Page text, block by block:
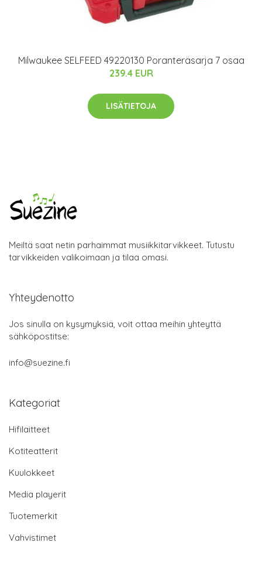
Milwaukee SELFEED 49220130 Poranteräsarja 7 osaa
239.4 EUR
LISÄTIETOJA
Meiltä saat netin parhaimmat musiikkitarvikkeet. Tutustu
tarvikkeiden valikoimaan ja tilaa omasi.
Yhteydenotto
Jos sinulla on kysymyksiä, voit ottaa meihin yhteyttä
sähköpostitse:
info@suezine.fi
Kategoriat
Hifilaitteet
Kotiteatterit
Kuulokkeet
Media playerit
Tuotemerkit
Vahvistimet